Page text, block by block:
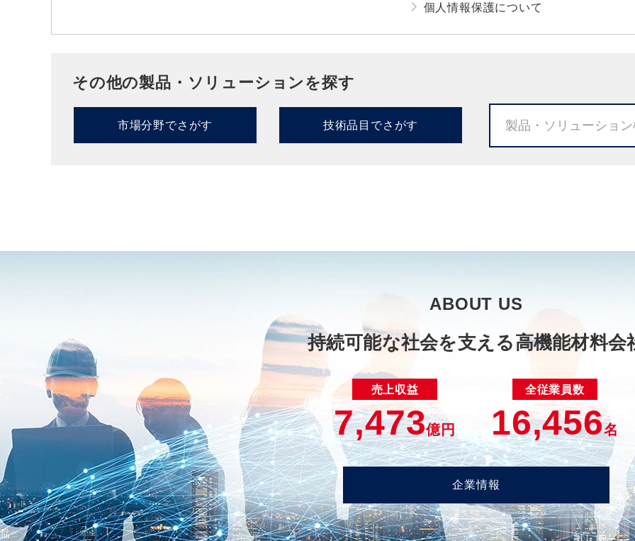
個人情報保護について
その他の製品・ソリューションを探す
市場分野でさがす 技術品目でさがす
ABOUT US
持続可能な社会を支える高機能材料会
売上収益
7,473億円
全従業員数
16,456名
企業情報